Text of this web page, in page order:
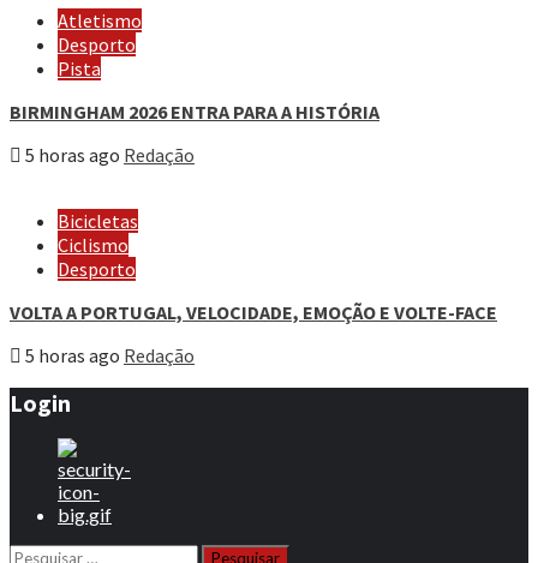
Atletismo
Desporto
Pista
BIRMINGHAM 2026 ENTRA PARA A HISTÓRIA
5 horas ago Redação
Bicicletas
Ciclismo
Desporto
VOLTA A PORTUGAL, VELOCIDADE, EMOÇÃO E VOLTE-FACE
5 horas ago Redação
Login
Pesquisar